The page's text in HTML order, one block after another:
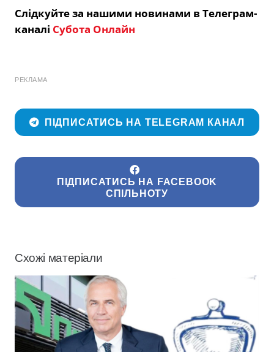
Слідкуйте за нашими новинами в Телеграм-
каналі Субота Онлайн
РЕКЛАМА
ПІДПИСАТИСЬ НА TELEGRAM КАНАЛ
ПІДПИСАТИСЬ НА FACEBOOK
СПІЛЬНОТУ
Схожі матеріали